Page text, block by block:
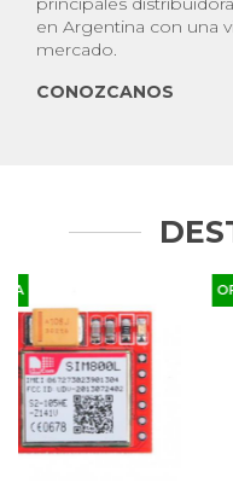
en Argentina con una
mercado.
CONOZCANOS